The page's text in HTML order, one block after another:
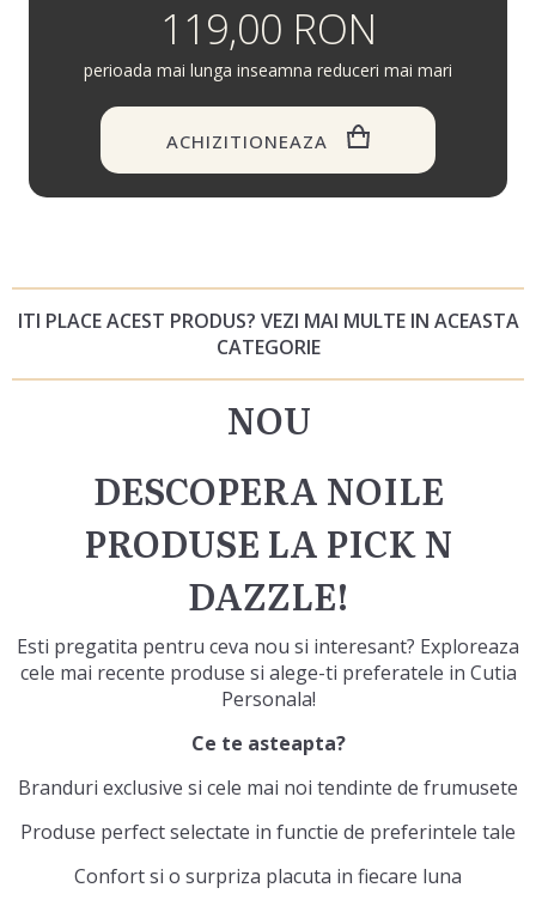
119,00 RON
perioada mai lunga inseamna reduceri mai mari
ACHIZITIONEAZA
ITI PLACE ACEST PRODUS? VEZI MAI MULTE IN ACEASTA
CATEGORIE
NOU
DESCOPERA NOILE
PRODUSE LA PICK N
DAZZLE!
Esti pregatita pentru ceva nou si interesant? Exploreaza
cele mai recente produse si alege-ti preferatele in Cutia
Personala!
Ce te asteapta?
Branduri exclusive si cele mai noi tendinte de frumusete
Produse perfect selectate in functie de preferintele tale
Confort si o surpriza placuta in fiecare luna